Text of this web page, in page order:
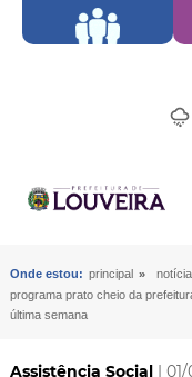
Onde estou: principal »
programa prato cheio da
última semana
Assistência Social| 01/